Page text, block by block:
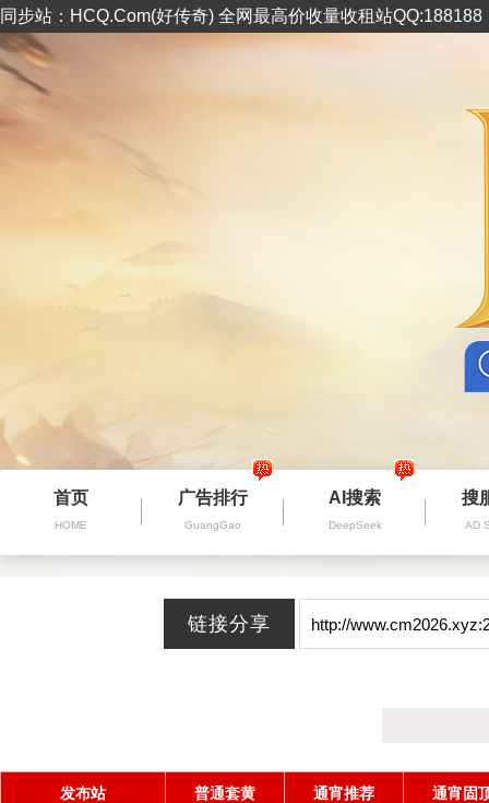
同步站：HCQ.Com(好传奇) 全网最高价收量收租站
首页
HOME
广告排行
GuangGao
AI搜索
DeepSeek
搜
AD
发布站 普通套黄 通宵推荐 通宵固